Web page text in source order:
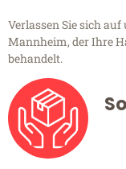
Verlassen Sie sich
Mannheim, der Ihre
behandelt.